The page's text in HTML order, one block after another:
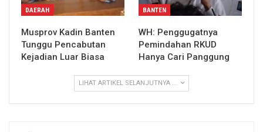
DAERAH
Musprov Kadin Banten
Tunggu Pencabutan
Kejadian Luar Biasa
BANTEN
WH: Penggugatnya
Pemindahan RKUD
Hanya Cari Panggung
LIHAT ARTIKEL SELANJUTNYA ...